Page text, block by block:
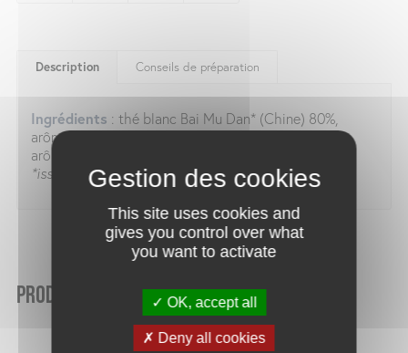
Description Conseils de préparation
Ingrédients : thé blanc Bai Mu Dan* (Chine) 80%,
arôme naturel*, arôme naturel de pêche avec autres
arômes naturels*.
*issu de l’agriculture biologique.
Produits similaires
This site uses cookies and
gives you control over what
you want to activate
OK, accept all
Deny all cookies